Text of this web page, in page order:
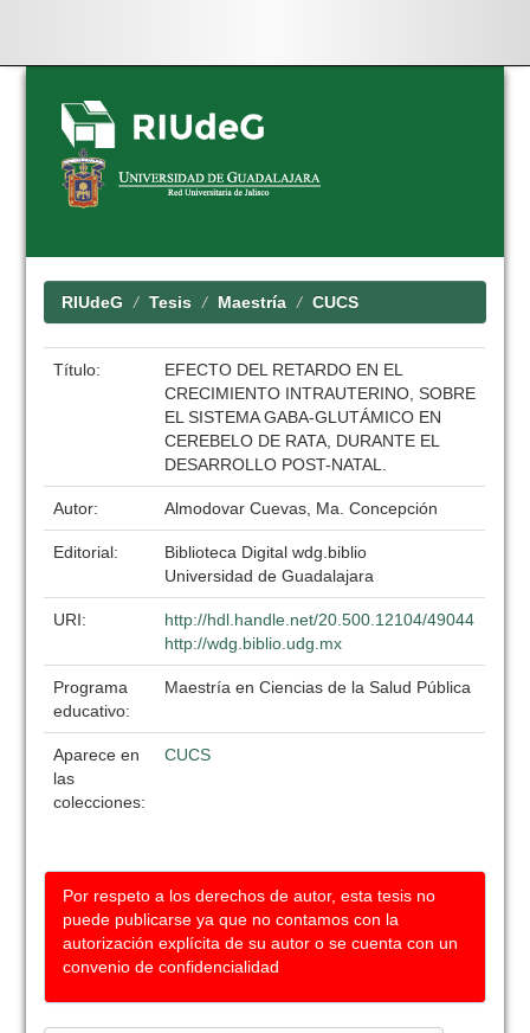
Skip
navigation
RIUdeG Tesis Maestría CUCS
Título:
EFECTO DEL RETARDO EN EL
CRECIMIENTO INTRAUTERINO, SOBRE
EL SISTEMA GABA-GLUTÁMICO EN
CEREBELO DE RATA, DURANTE EL
DESARROLLO POST-NATAL.
Autor: Almodovar Cuevas, Ma. Concepción
Editorial:
Biblioteca Digital wdg.biblio
Universidad de Guadalajara
URI:
http://hdl.handle.net/20.500.12104/49044
http://wdg.biblio.udg.mx
Programa
educativo:
Maestría en Ciencias de la Salud Pública
Aparece en
las
colecciones:
CUCS
Por respeto a los derechos de autor, esta tesis no
puede publicarse ya que no contamos con la
autorización explícita de su autor o se cuenta con un
convenio de confidencialidad